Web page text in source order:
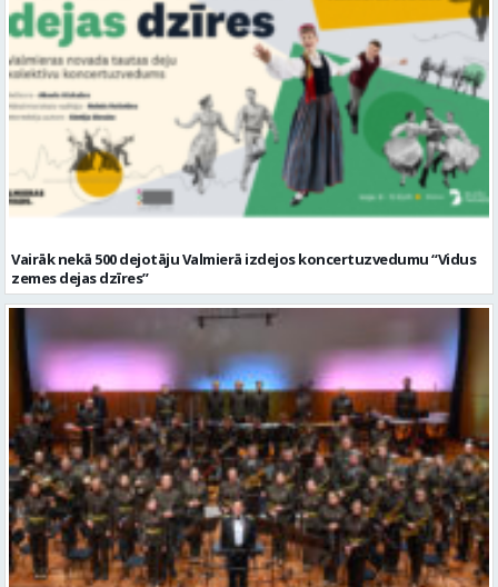
Vairāk nekā 500 dejotāju Valmierā izdejos koncertuzvedumu “Vidus
zemes dejas dzīres”